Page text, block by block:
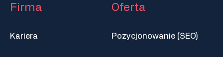
Firma
Kariera
Oferta
Pozycjonowanie (SEO)